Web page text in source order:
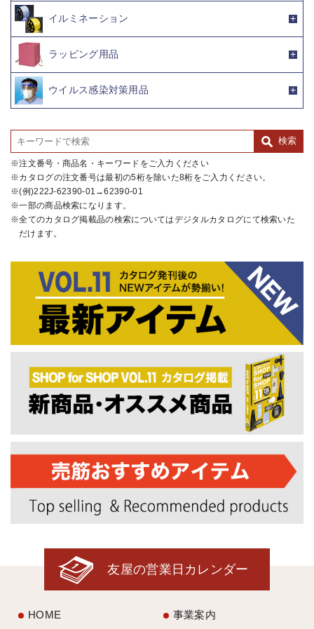
イルミネーション
ラッピング用品
ウイルス感染対策用品
注文番号・商品名・キーワードをご入力ください
カタログの注文番号は最初の5桁を除いた8桁をご入力ください。
(例)222J-62390-01→62390-01
一部の商品検索になります。
全てのカタログ掲載品の検索についてはデジタルカタログにて検索いた
だけます。
友屋の営業日カレンダー
HOME 事業案内